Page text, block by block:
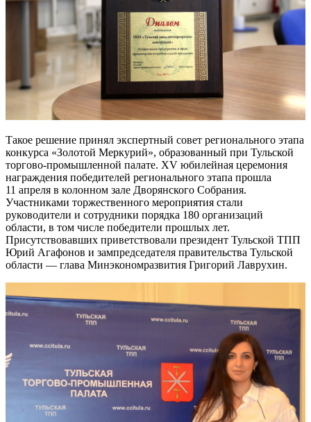
Такое решение принял экспертный совет регионального этапа
конкурса «Золотой Меркурий», образованный при Тульской
торгово-промышленной палате. XV юбилейная церемония
награждения победителей регионального этапа прошла
11 апреля в колонном зале Дворянского Собрания.
Участниками торжественного мероприятия стали
руководители и сотрудники порядка 180 организаций
области, в том числе победители прошлых лет.
Присутствовавших приветствовали президент Тульской ТПП
Юрий Агафонов и зампредседателя правительства Тульской
области — глава Минэкономразвития Григорий Лаврухин.